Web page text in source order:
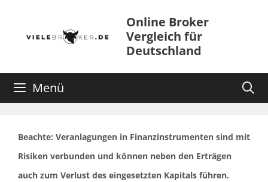
Online Broker
Vergleich für
Deutschland
Menü
Beachte: Veranlagungen in Finanzinstrumenten sind mit
Risiken verbunden und können neben den Erträgen
auch zum Verlust des eingesetzten Kapitals führen.